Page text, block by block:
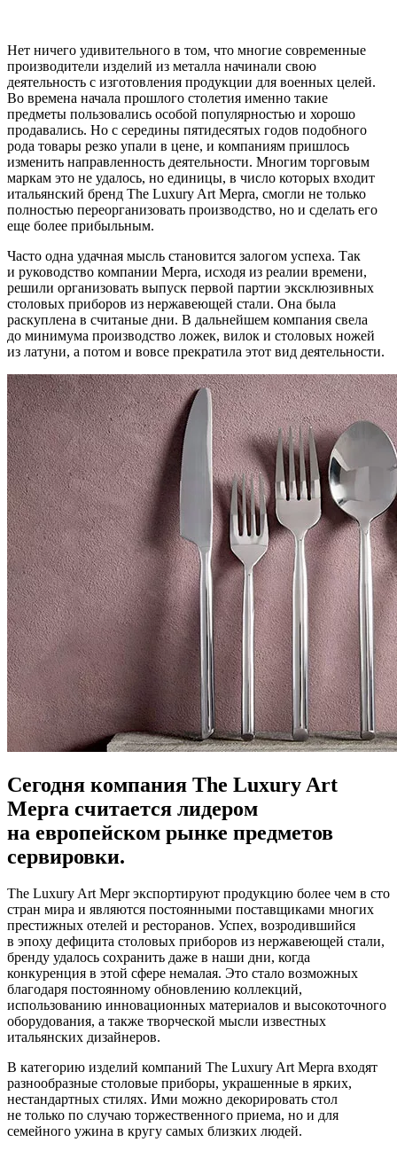
Нет ничего удивительного в том, что многие современные
производители изделий из металла начинали свою
деятельность с изготовления продукции для военных целей.
Во времена начала прошлого столетия именно такие
предметы пользовались особой популярностью и хорошо
продавались. Но с середины пятидесятых годов подобного
рода товары резко упали в цене, и компаниям пришлось
изменить направленность деятельности. Многим торговым
маркам это не удалось, но единицы, в число которых входит
итальянский бренд The Luxury Art Mepra, смогли не только
полностью переорганизовать производство, но и сделать его
еще более прибыльным.
Часто одна удачная мысль становится залогом успеха. Так
и руководство компании Mepra, исходя из реалии времени,
решили организовать выпуск первой партии эксклюзивных
столовых приборов из нержавеющей стали. Она была
раскуплена в считаные дни. В дальнейшем компания свела
до минимума производство ложек, вилок и столовых ножей
из латуни, а потом и вовсе прекратила этот вид деятельности.
Сегодня компания The Luxury Art
Mepra считается лидером
на европейском рынке предметов
сервировки.
The Luxury Art Mepr экспортируют продукцию более чем в сто
стран мира и являются постоянными поставщиками многих
престижных отелей и ресторанов. Успех, возродившийся
в эпоху дефицита столовых приборов из нержавеющей стали,
бренду удалось сохранить даже в наши дни, когда
конкуренция в этой сфере немалая. Это стало возможных
благодаря постоянному обновлению коллекций,
использованию инновационных материалов и высокоточного
оборудования, а также творческой мысли известных
итальянских дизайнеров.
В категорию изделий компаний The Luxury Art Mepra входят
разнообразные столовые приборы, украшенные в ярких,
нестандартных стилях. Ими можно декорировать стол
не только по случаю торжественного приема, но и для
семейного ужина в кругу самых близких людей.